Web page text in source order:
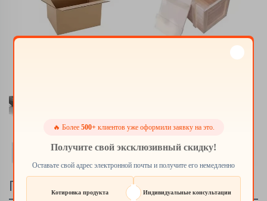
Профиль компании
🔥 Более 500+клиентов уже оформили заявку на это.
Получите свой эксклюзивный скидку!
Оставьте свой адрес электронной почты и получите его немедленно
Котировка продукта Индивидуальные консультации